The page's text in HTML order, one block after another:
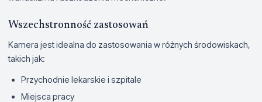
Wszechstronność zastosowań
Kamera jest idealna do zastosowania w różnych środowiskach,
takich jak:
Przychodnie lekarskie i szpitale
Miejsca pracy